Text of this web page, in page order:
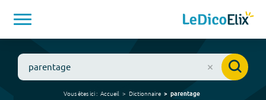
Vous êtes ici : Accueil Dictionnaire parentage